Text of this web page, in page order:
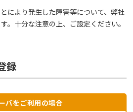
により発生した障害等について、弊社
。十分な注意の上、ご設定ください。
録
バをご利用の場合